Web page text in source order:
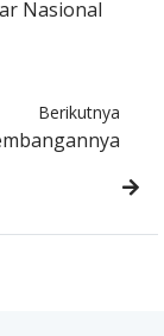
Nasional
Berikutnya